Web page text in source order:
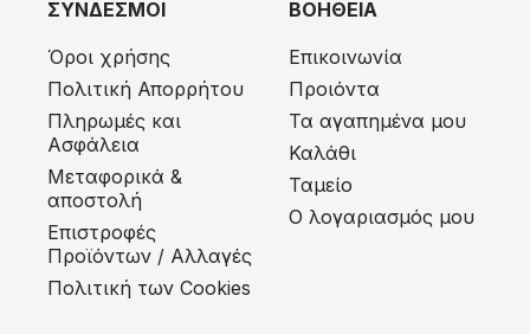
ΣΥΝΔΕΣΜΟΙ
Όροι χρήσης
Πολιτική Απορρήτου
Πληρωμές και
Ασφάλεια
Μεταφορικά &
αποστολή
Eπιστροφές
Προϊόντων / Αλλαγές
Πολιτική των Cookies
ΒΟΗΘΕΙΑ
Επικοινωνία
Προιόντα
Τα αγαπημένα μου
Καλάθι
Ταμείο
Ο λογαριασμός μου